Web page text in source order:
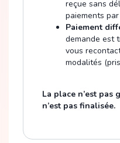
reçue sans
paiements
Paiement
demande est
vous
modalités
La place n’est pas
n’est pas finalisée.